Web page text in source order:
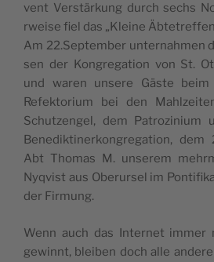
vent Ver­s­tär­kung durch sec­hs
rwe­i­se fiel das „Kle­i­ne
Am 22.September unter­na­hmen
sen der Kon­gre­ga­ti­on von St.
und waren unse­re Gäs­te
Refek­to­ri­um bei den
Schut­zen­gel, dem Patro­zi­ni­um
Bene­dik­ti­ner­kon­gre­ga­ti­on, dem
Abt Tho­mas M. unse­rem
Nyqvist aus Obe­rur­sel im
der Firmung.
Wenn auch das Inter­net immer
gewinnt, ble­i­ben doch alle